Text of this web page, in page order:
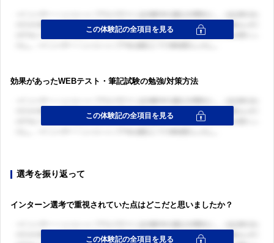
効果があったWEBテスト・筆記試験の勉強/対策方法
選考を振り返って
インターン選考で重視されていた点はどこだと思いましたか？